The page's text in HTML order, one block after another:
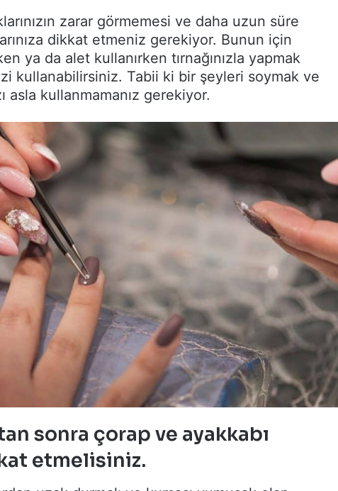
zarar görmemesi ve daha uzun süre
dikkat etmeniz gerekiyor. Bunun için
ya da alet kullanırken tırnağınızla yapmak
kullanabilirsiniz. Tabii ki bir şeyleri soymak ve
asla kullanmamanız gerekiyor.
sonra çorap ve ayakkabı
etmelisiniz.